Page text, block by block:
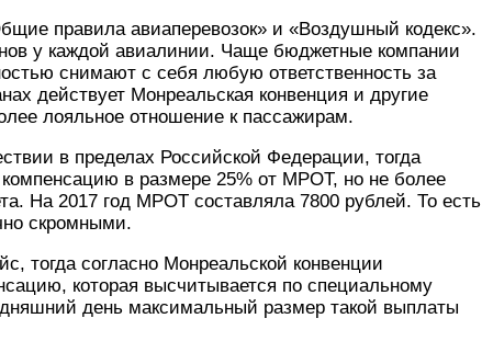
правила авиаперевозок» и «Воздушный кодекс».
у каждой авиалинии. Чаще бюджетные компании
снимают с себя любую ответственность за
действует Монреальская конвенция и другие
лояльное отношение к пассажирам.
в пределах Российской Федерации, тогда
в размере 25% от МРОТ, но не более
На 2017 год МРОТ составляла 7800 рублей. То есть
скромными.
тогда согласно Монреальской конвенции
которая высчитывается по специальному
день максимальный размер такой выплаты